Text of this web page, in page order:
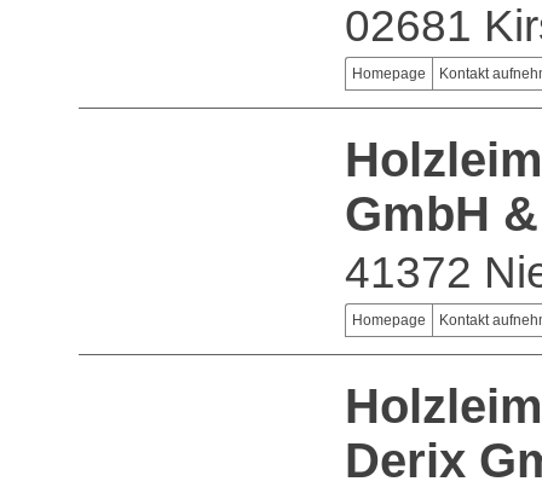
02681
Homepage Kontakt
GmbH
41372
Homepage Kontakt
Derix